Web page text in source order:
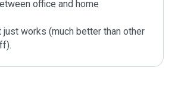
office and home
works (much better than other